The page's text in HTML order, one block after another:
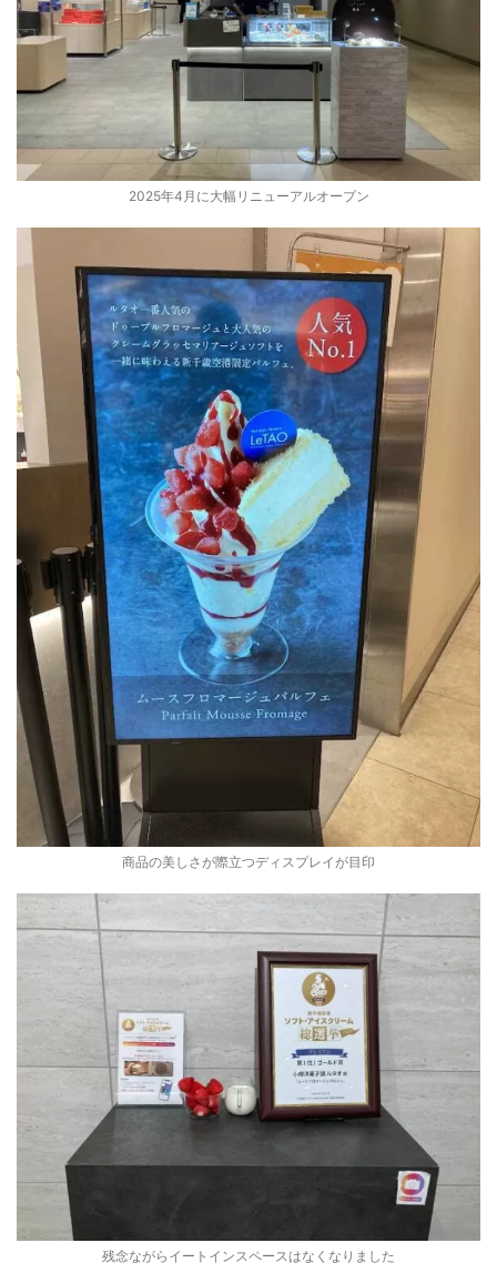
2025年4月に大幅リニューアルオープン
商品の美しさが際立つディスプレイが目印
残念ながらイートインスペースはなくなりました